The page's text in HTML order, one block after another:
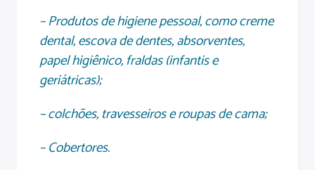
– Produtos de higiene pessoal, como creme
dental, escova de dentes, absorventes,
papel higiênico, fraldas (infantis e
geriátricas);
– colchões, travesseiros e roupas de cama;
– Cobertores.